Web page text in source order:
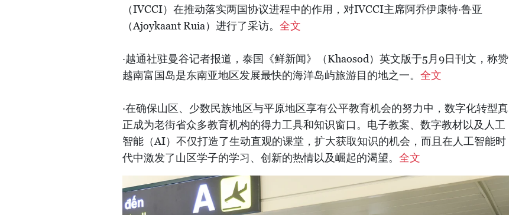
（IVCCI）在推动落实两国协议进程中的作用，对IVCCI主席阿乔伊康特·鲁亚
（Ajoykaant Ruia）进行了采访。 全文
·越通社驻曼谷记者报道，泰国《鲜新闻》（Khaosod）英文版于5月9日刊文，称赞
越南富国岛是东南亚地区发展最快的海洋岛屿旅游目的地之一。 全文
·在确保山区、少数民族地区与平原地区享有公平教育机会的努力中，数字化转型真
正成为老街省众多教育机构的得力工具和知识窗口。电子教案、数字教材以及人工
智能（AI）不仅打造了生动直观的课堂，扩大获取知识的机会，而且在人工智能时
代中激发了山区学子的学习、创新的热情以及崛起的渴望。 全文